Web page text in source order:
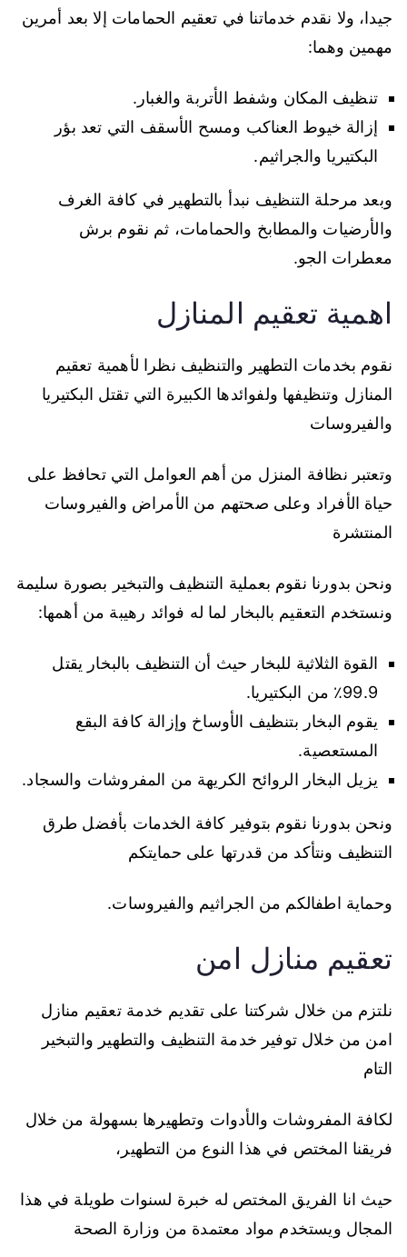
جيدا، ولا نقدم خدماتنا في تعقيم الحمامات إلا بعد أمرين
مهمين وهما:
تنظيف المكان وشفط الأتربة والغبار.
إزالة خيوط العناكب ومسح الأسقف التي تعد بؤر
البكتيريا والجراثيم.
وبعد مرحلة التنظيف نبدأ بالتطهير في كافة الغرف
والأرضيات والمطابخ والحمامات، ثم نقوم برش
معطرات الجو.
اهمية تعقيم المنازل
نقوم بخدمات التطهير والتنظيف نظرا لأهمية تعقيم
المنازل وتنظيفها ولفوائدها الكبيرة التي تقتل البكتيريا
والفيروسات
وتعتبر نظافة المنزل من أهم العوامل التي تحافظ على
حياة الأفراد وعلى صحتهم من الأمراض والفيروسات
المنتشرة
ونحن بدورنا نقوم بعملية التنظيف والتبخير بصورة سليمة
ونستخدم التعقيم بالبخار لما له فوائد رهيبة من أهمها:
القوة الثلاثية للبخار حيث أن التنظيف بالبخار يقتل
99.9٪ من البكتيريا.
يقوم البخار بتنظيف الأوساخ وإزالة كافة البقع
المستعصية.
يزيل البخار الروائح الكريهة من المفروشات والسجاد.
ونحن بدورنا نقوم بتوفير كافة الخدمات بأفضل طرق
التنظيف ونتأكد من قدرتها على حمايتكم
وحماية اطفالكم من الجراثيم والفيروسات.
تعقيم منازل امن
نلتزم من خلال شركتنا على تقديم خدمة تعقيم منازل
امن من خلال توفير خدمة التنظيف والتطهير والتبخير
التام
لكافة المفروشات والأدوات وتطهيرها بسهولة من خلال
فريقنا المختص في هذا النوع من التطهير،
حيث انا الفريق المختص له خبرة لسنوات طويلة في هذا
المجال ويستخدم مواد معتمدة من وزارة الصحة